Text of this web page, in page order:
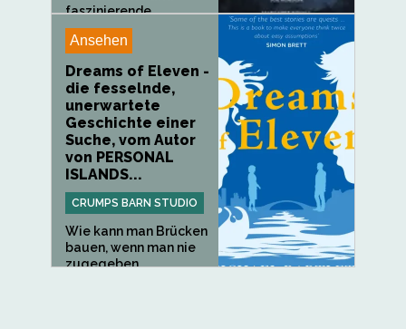
faszinierende
Sammlung von...
Ansehen
Dreams of Eleven -
die fesselnde,
unerwartete
Geschichte einer
Suche, vom Autor
von PERSONAL
ISLANDS...
CRUMPS BARN STUDIO
Wie kann man Brücken
bauen, wenn man nie
zugegeben...